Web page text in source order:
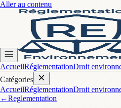
Aller au contenu
AccueilRéglementationDroit
Catégories
AccueilRéglementationDroit
←Reglementation